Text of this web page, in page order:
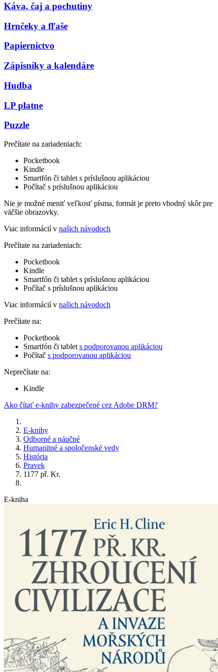
Káva, čaj a pochutiny
Hrnčeky a fľaše
Papiernictvo
Zápisníky a kalendáre
Hudba
LP platne
Puzzle
Prečítate na zariadeniach:
Pocketbook
Kindle
Smartfón či tablet s príslušnou aplikáciou
Počítač s príslušnou aplikáciou
Nie je možné meniť veľkosť písma, formát je preto vhodný skôr pre
väčšie obrazovky.
Viac informácií v našich návodoch
Prečítate na zariadeniach:
Pocketbook
Kindle
Smartfón či tablet s príslušnou aplikáciou
Počítač s príslušnou aplikáciou
Viac informácií v našich návodoch
Prečítate na:
Pocketbook
Smartfón či tablet s podporovanou aplikáciou
Počítač s podporovanou aplikáciou
Neprečítate na:
Kindle
Ako čítať e-knihy zabezpečené cez Adobe DRM?
E-knihy
Odborné a náučné
Humanitné a spoločenské vedy
História
Pravek
1177 př. Kr.
E-kniha